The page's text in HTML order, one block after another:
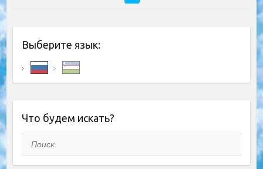
Выберите язык:
Что будем искать?
Поиск